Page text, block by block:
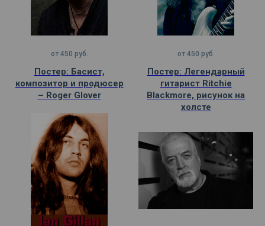
от 450 руб.
Постер: Басист,
композитор и продюсер
– Roger Glover
от 450 руб.
Постер: Легендарный
гитарист Ritchie
Blackmore, рисунок на
холсте